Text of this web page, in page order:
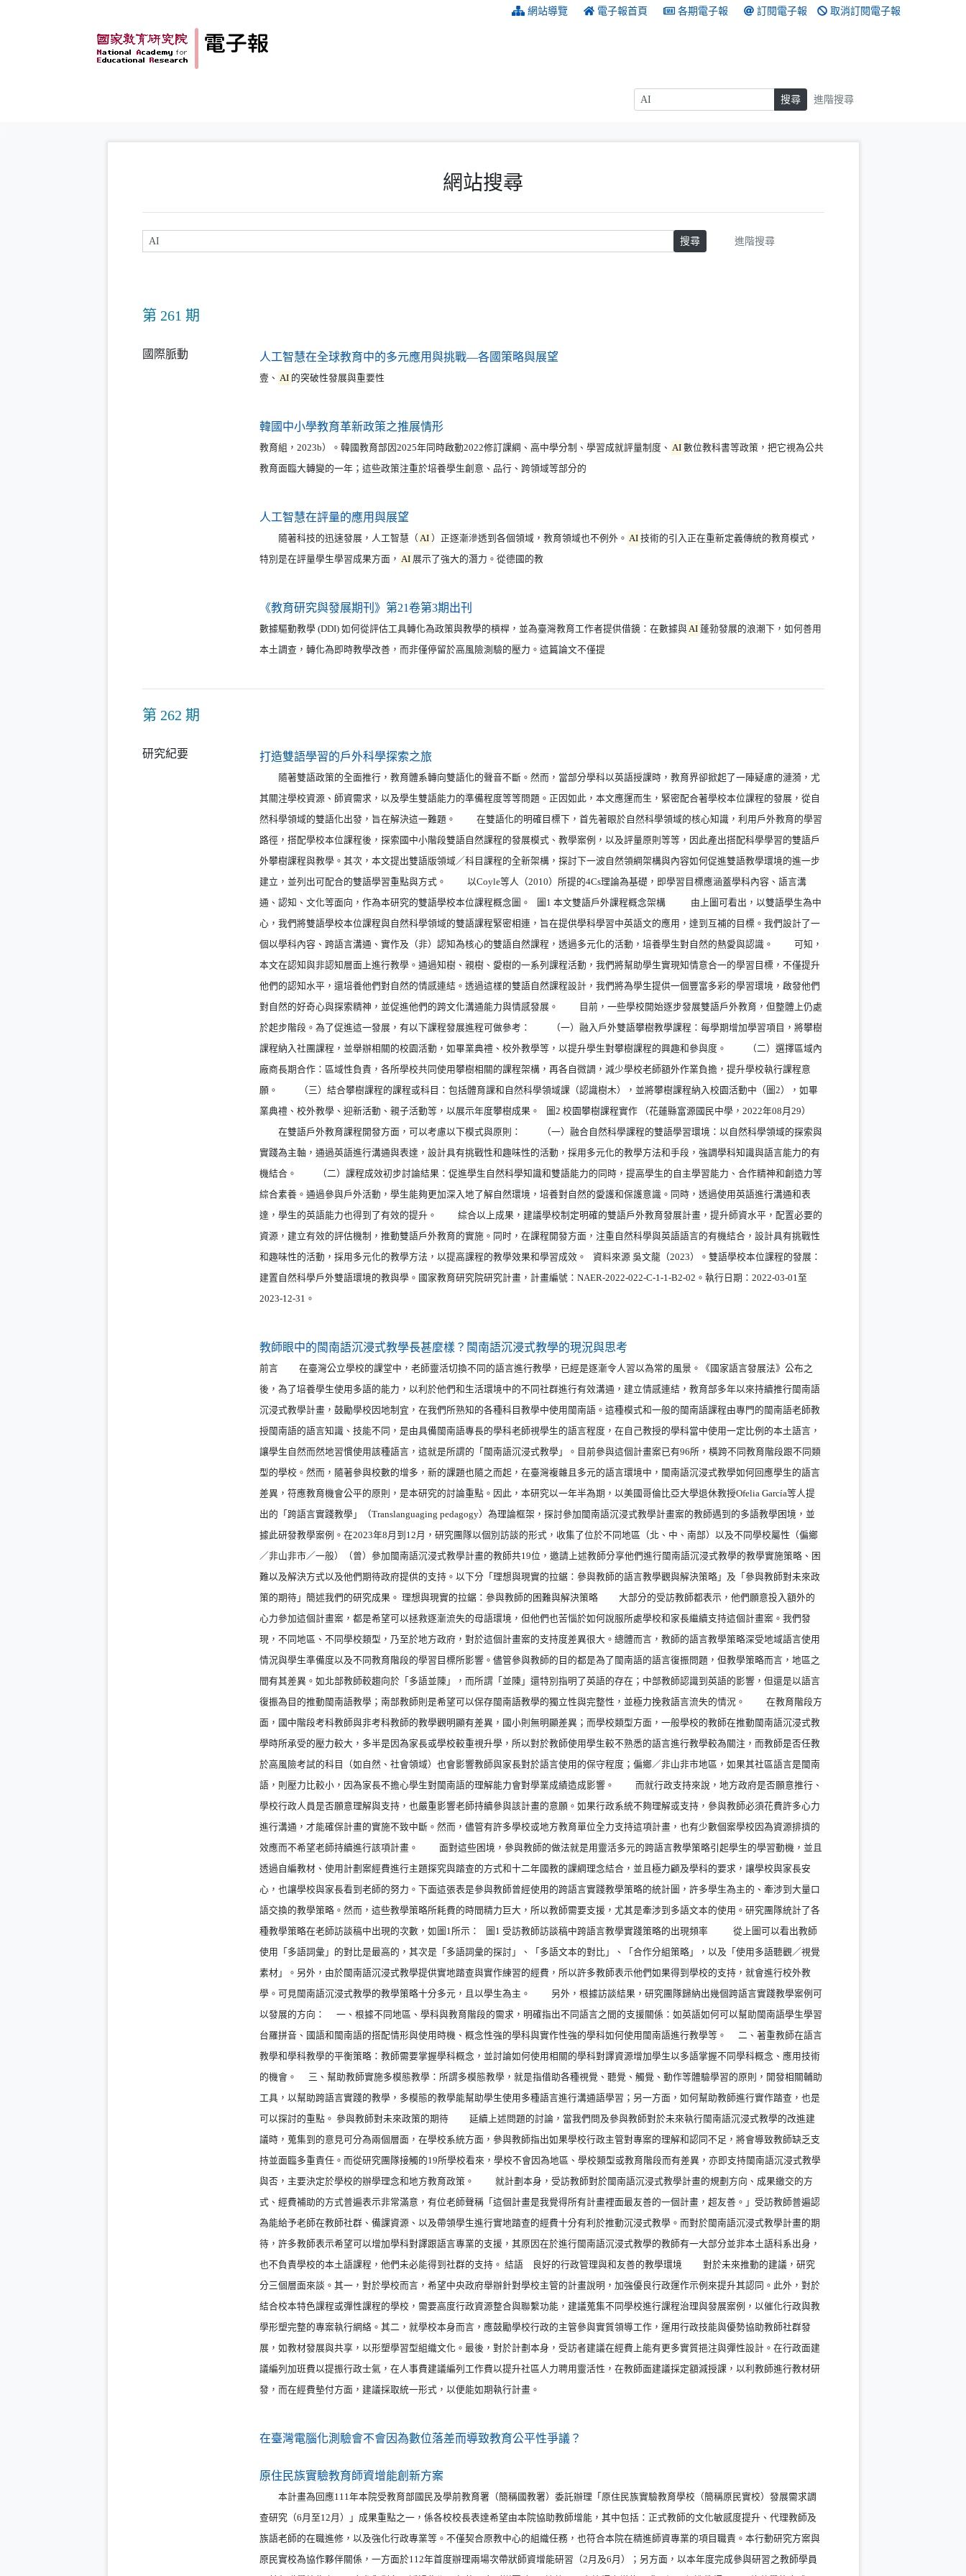
網站導覽 電子報首頁 各期電子報 訂閱電子報 取消訂閱電子報
搜尋 搜尋 進階搜尋
網站搜尋
請輸入關鍵字 搜尋 進階搜尋
第 261 期
國際脈動 人工智慧在全球教育中的多元應用與挑戰—各國策略與展望（另開新視窗）
壹、 AI 的突破性發展與重要性
韓國中小學教育革新政策之推展情形（另開新視窗）
教育組，2023b）。韓國教育部因2025年同時啟動2022修訂課綱、高中學分制、學習成就評量制度、 AI 數位教科書等政策，把它視為公共
教育面臨大轉變的一年；這些政策注重於培養學生創意、品行、跨領域等部分的
人工智慧在評量的應用與展望（另開新視窗）
隨著科技的迅速發展，人工智慧（ AI ）正逐漸滲透到各個領域，教育領域也不例外。 AI 技術的引入正在重新定義傳統的教育模式，
特別是在評量學生學習成果方面， AI 展示了強大的潛力。從德國的教
《教育研究與發展期刊》第21卷第3期出刊
數據驅動教學 (DDI) 如何從評估工具轉化為政策與教學的槓桿，並為臺灣教育工作者提供借鏡：在數據與AI 蓬勃發展的浪潮下，如何善用
本土調查，轉化為即時教學改善，而非僅停留於高風險測驗的壓力。這篇論文不僅提
第 262 期
研究紀要 打造雙語學習的戶外科學探索之旅（另開新視窗）
隨著雙語政策的全面推行，教育體系轉向雙語化的聲音不斷。然而，當部分學科以英語授課時，教育界卻掀起了一陣疑慮的漣漪，尤
其關注學校資源、師資需求，以及學生雙語能力的準備程度等等問題。正因如此，本文應運而生，緊密配合著學校本位課程的發展，從自
然科學領域的雙語化出發，旨在解決這一難題。 在雙語化的明確目標下，首先著眼於自然科學領域的核心知識，利用戶外教育的學習
路徑，搭配學校本位課程後，探索國中小階段雙語自然課程的發展模式、教學案例，以及評量原則等等，因此產出搭配科學學習的雙語戶
外攀樹課程與教學。其次，本文提出雙語版領域／科目課程的全新架構，探討下一波自然領綱架構與內容如何促進雙語教學環境的進一步
建立，並列出可配合的雙語學習重點與方式。 以Coyle等人（2010）所提的4Cs理論為基礎，即學習目標應涵蓋學科內容、語言溝
通、認知、文化等面向，作為本研究的雙語學校本位課程概念圖。 圖1 本文雙語戶外課程概念架構 由上圖可看出，以雙語學生為中
心，我們將雙語學校本位課程與自然科學領域的雙語課程緊密相連，旨在提供學科學習中英語文的應用，達到互補的目標。我們設計了一
個以學科內容、跨語言溝通、實作及（非）認知為核心的雙語自然課程，透過多元化的活動，培養學生對自然的熱愛與認識。 可知，
本文在認知與非認知層面上進行教學。通過知樹、親樹、愛樹的一系列課程活動，我們將幫助學生實現知情意合一的學習目標，不僅提升
他們的認知水平，還培養他們對自然的情感連結。透過這樣的雙語自然課程設計，我們將為學生提供一個豐富多彩的學習環境，啟發他們
對自然的好奇心與探索精神，並促進他們的跨文化溝通能力與情感發展。 目前，一些學校開始逐步發展雙語戶外教育，但整體上仍處
於起步階段。為了促進這一發展，有以下課程發展進程可做參考： （一）融入戶外雙語攀樹教學課程：每學期增加學習項目，將攀樹
課程納入社團課程，並舉辦相關的校園活動，如畢業典禮、校外教學等，以提升學生對攀樹課程的興趣和參與度。 （二）選擇區域內
廠商長期合作：區域性負責，各所學校共同使用攀樹相關的課程架構，再各自微調，減少學校老師額外作業負擔，提升學校執行課程意
願。 （三）結合攀樹課程的課程或科目：包括體育課和自然科學領域課（認識樹木），並將攀樹課程納入校園活動中（圖2），如畢
業典禮、校外教學、迎新活動、親子活動等，以展示年度攀樹成果。 圖2 校園攀樹課程實作 （花蓮縣富源國民中學，2022年08月29）
在雙語戶外教育課程開發方面，可以考慮以下模式與原則： （一）融合自然科學課程的雙語學習環境：以自然科學領域的探索與
實踐為主軸，通過英語進行溝通與表達，設計具有挑戰性和趣味性的活動，採用多元化的教學方法和手段，強調學科知識與語言能力的有
機結合。 （二）課程成效初步討論結果：促進學生自然科學知識和雙語能力的同時，提高學生的自主學習能力、合作精神和創造力等
綜合素養。通過參與戶外活動，學生能夠更加深入地了解自然環境，培養對自然的愛護和保護意識。同時，透過使用英語進行溝通和表
達，學生的英語能力也得到了有效的提升。 綜合以上成果，建議學校制定明確的雙語戶外教育發展計畫，提升師資水平，配置必要的
資源，建立有效的評估機制，推動雙語戶外教育的實施。同时，在課程開發方面，注重自然科學與英語語言的有機結合，設計具有挑戰性
和趣味性的活動，採用多元化的教學方法，以提高課程的教學效果和學習成效。 資料來源 吳文龍（2023）。雙語學校本位課程的發展：
建置自然科學戶外雙語環境的教與學。國家教育研究院研究計畫，計畫編號：NAER-2022-022-C-1-1-B2-02。執行日期：2022-03-01至
2023-12-31。
教師眼中的閩南語沉浸式教學長甚麼樣？閩南語沉浸式教學的現況與思考（另開新視窗）
前言 在臺灣公立學校的課堂中，老師靈活切換不同的語言進行教學，已經是逐漸令人習以為常的風景。《國家語言發展法》公布之
後，為了培養學生使用多語的能力，以利於他們和生活環境中的不同社群進行有效溝通，建立情感連結，教育部多年以來持續推行閩南語
沉浸式教學計畫，鼓勵學校因地制宜，在我們所熟知的各種科目教學中使用閩南語。這種模式和一般的閩南語課程由專門的閩南語老師教
授閩南語的語言知識、技能不同，是由具備閩南語專長的學科老師視學生的語言程度，在自己教授的學科當中使用一定比例的本土語言，
讓學生自然而然地習慣使用該種語言，這就是所謂的「閩南語沉浸式教學」。目前參與這個計畫案已有96所，橫跨不同教育階段跟不同類
型的學校。然而，隨著參與校數的增多，新的課題也隨之而起，在臺灣複雜且多元的語言環境中，閩南語沉浸式教學如何回應學生的語言
差異，符應教育機會公平的原則，是本研究的討論重點。因此，本研究以一年半為期，以美國哥倫比亞大學退休教授Ofelia García等人提
出的「跨語言實踐教學」（Translanguaging pedagogy）為理論框架，探討參加閩南語沉浸式教學計畫案的教師遇到的多語教學困境，並
據此研發教學案例。在2023年8月到12月，研究團隊以個別訪談的形式，收集了位於不同地區（北、中、南部）以及不同學校屬性（偏鄉
／非山非市／一般）（曾）參加閩南語沉浸式教學計畫的教師共19位，邀請上述教師分享他們進行閩南語沉浸式教學的教學實施策略、困
難以及解決方式以及他們期待政府提供的支持。以下分「理想與現實的拉鋸：參與教師的語言教學觀與解決策略」及「參與教師對未來政
策的期待」簡述我們的研究成果。 理想與現實的拉鋸：參與教師的困難與解決策略 大部分的受訪教師都表示，他們願意投入額外的
心力參加這個計畫案，都是希望可以拯救逐漸流失的母語環境，但他們也苦惱於如何說服所處學校和家長繼續支持這個計畫案。我們發
現，不同地區、不同學校類型，乃至於地方政府，對於這個計畫案的支持度差異很大。總體而言，教師的語言教學策略深受地域語言使用
情況與學生準備度以及不同教育階段的學習目標所影響。儘管參與教師的目的都是為了閩南語的語言復振問題，但教學策略而言，地區之
間有其差異。如北部教師較趨向於「多語並陳」，而所謂「並陳」還特別指明了英語的存在；中部教師認識到英語的影響，但還是以語言
復振為目的推動閩南語教學；南部教師則是希望可以保存閩南語教學的獨立性與完整性，並極力挽救語言流失的情況。 在教育階段方
面，國中階段考科教師與非考科教師的教學觀明顯有差異，國小則無明顯差異；而學校類型方面，一般學校的教師在推動閩南語沉浸式教
學時所承受的壓力較大，多半是因為家長或學校較重視升學，所以對於教師使用學生較不熟悉的語言進行教學較為關注，而教師是否任教
於高風險考試的科目（如自然、社會領域）也會影響教師與家長對於語言使用的保守程度；偏鄉／非山非市地區，如果其社區語言是閩南
語，則壓力比較小，因為家長不擔心學生對閩南語的理解能力會對學業成績造成影響。 而就行政支持來說，地方政府是否願意推行、
學校行政人員是否願意理解與支持，也嚴重影響老師持續參與該計畫的意願。如果行政系統不夠理解或支持，參與教師必須花費許多心力
進行溝通，才能確保計畫的實施不致中斷。然而，儘管有許多學校或地方教育單位全力支持這項計畫，也有少數個案學校因為資源排擠的
效應而不希望老師持續進行該項計畫。 面對這些困境，參與教師的做法就是用靈活多元的跨語言教學策略引起學生的學習動機，並且
透過自編教材、使用計劃案經費進行主題探究與踏查的方式和十二年國教的課綱理念結合，並且極力顧及學科的要求，讓學校與家長安
心，也讓學校與家長看到老師的努力。下面這張表是參與教師曾經使用的跨語言實踐教學策略的統計圖，許多學生為主的、牽涉到大量口
語交換的教學策略。然而，這些教學策略所耗費的時間精力巨大，所以教師需要支援，尤其是牽涉到多語文本的使用。研究團隊統計了各
種教學策略在老師訪談稿中出現的次數，如圖1所示： 圖1 受訪教師訪談稿中跨語言教學實踐策略的出現頻率 從上圖可以看出教師
使用「多語詞彙」的對比是最高的，其次是「多語詞彙的探討」、「多語文本的對比」、「合作分組策略」，以及「使用多語聽觀／視覺
素材」。另外，由於閩南語沉浸式教學提供實地踏查與實作練習的經費，所以許多教師表示他們如果得到學校的支持，就會進行校外教
學。可見閩南語沉浸式教學的教學策略十分多元，且以學生為主。 另外，根據訪談結果，研究團隊歸納出幾個跨語言實踐教學案例可
以發展的方向： 一、根據不同地區、學科與教育階段的需求，明確指出不同語言之間的支援關係：如英語如何可以幫助閩南語學生學習
台羅拼音、國語和閩南語的搭配情形與使用時機、概念性強的學科與實作性強的學科如何使用閩南語進行教學等。 二、著重教師在語言
教學和學科教學的平衡策略：教師需要掌握學科概念，並討論如何使用相關的學科對譯資源增加學生以多語掌握不同學科概念、應用技術
的機會。 三、幫助教師實施多模態教學：所謂多模態教學，就是指借助各種視覺、聽覺、觸覺、動作等體驗學習的原則，開發相關輔助
工具，以幫助跨語言實踐的教學，多模態的教學能幫助學生使用多種語言進行溝通語學習；另一方面，如何幫助教師進行實作踏查，也是
可以探討的重點。 參與教師對未來政策的期待 延續上述問題的討論，當我們問及參與教師對於未來執行閩南語沉浸式教學的改進建
議時，蒐集到的意見可分為兩個層面，在學校系統方面，參與教師指出如果學校行政主管對專案的理解和認同不足，將會導致教師缺乏支
持並面臨多重責任。而從研究團隊接觸的19所學校看來，學校不會因為地區、學校類型或教育階段而有差異，亦即支持閩南語沉浸式教學
與否，主要決定於學校的辦學理念和地方教育政策。 就計劃本身，受訪教師對於閩南語沉浸式教學計畫的規劃方向、成果繳交的方
式、經費補助的方式普遍表示非常滿意，有位老師聲稱「這個計畫是我覺得所有計畫裡面最友善的一個計畫，超友善。」受訪教師普遍認
為能給予老師在教師社群、備課資源、以及帶領學生進行實地踏查的經費十分有利於推動沉浸式教學。而對於閩南語沉浸式教學計畫的期
待，許多教師表示希望可以增加學科對譯跟語言專業的支援，其原因在於進行閩南語沉浸式教學的教師有一大部分並非本土語科系出身，
也不負責學校的本土語課程，他們未必能得到社群的支持。 結語 良好的行政管理與和友善的教學環境 對於未來推動的建議，研究
分三個層面來談。其一，對於學校而言，希望中央政府舉辦針對學校主管的計畫說明，加強優良行政運作示例來提升其認同。此外，對於
結合校本特色課程或彈性課程的學校，需要高度行政資源整合與聯繫功能，建議蒐集不同學校進行課程治理與發展案例，以催化行政與教
學形塑完整的專案執行網絡。其二，就學校本身而言，應鼓勵學校行政的主管參與實質領導工作，運用行政技能與優勢協助教師社群發
展，如教材發展與共享，以形塑學習型組織文化。最後，對於計劃本身，受訪者建議在經費上能有更多實質挹注與彈性設計。在行政面建
議編列加班費以提振行政士氣，在人事費建議編列工作費以提升社區人力聘用靈活性，在教師面建議採定額減授課，以利教師進行教材研
發，而在經費墊付方面，建議採取統一形式，以便能如期執行計畫。
在臺灣電腦化測驗會不會因為數位落差而導致教育公平性爭議？
原住民族實驗教育師資增能創新方案（另開新視窗）
本計畫為回應111年本院受教育部國民及學前教育署（簡稱國教署）委託辦理「原住民族實驗教育學校（簡稱原民實校）發展需求調
查研究（6月至12月）」成果重點之一，係各校校長表達希望由本院協助教師增能，其中包括：正式教師的文化敏感度提升、代理教師及
族語老師的在職進修，以及強化行政專業等。不僅契合原教中心的組織任務，也符合本院在精進師資專業的項目職責。本行動研究方案與
原民實校為協作夥伴關係，一方面於112年首度辦理兩場次帶狀師資增能研習（2月及6月）；另方面，以本年度完成參與研習之教師學員